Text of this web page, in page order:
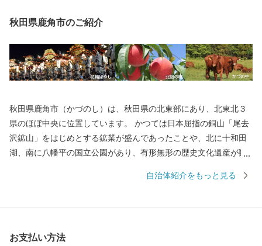
秋田県鹿角市のご紹介
秋田県鹿角市（かづのし）は、秋田県の北東部にあり、北東北３
県のほぼ中央に位置しています。 かつては日本屈指の銅山「尾去
沢鉱山」をはじめとする鉱業が盛んであったことや、北に十和田
湖、南に八幡平の国立公園があり、有形無形の歴史文化遺産が数
らには「大湯環状列石」(世界文化遺産「北海道・北東北の縄文遺
自治体紹介をもっと見る
お支払い方法